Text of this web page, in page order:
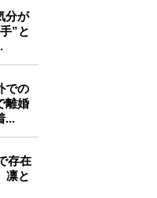
分が
”と
での
離婚
...
存在
凛と